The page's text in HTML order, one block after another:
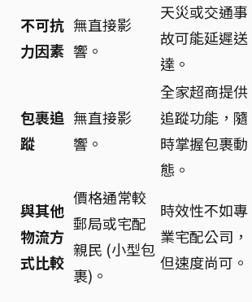
不可抗
力因素
無直接影
響。
天災或交通事
故可能延遲送
達。
包裹追
蹤
無直接影
響。
全家超商提供
追蹤功能，隨
時掌握包裹動
態。
與其他
物流方
式比較
價格通常較
郵局或宅配
親民 (小型包
裹)。
時效性不如專
業宅配公司，
但速度尚可。